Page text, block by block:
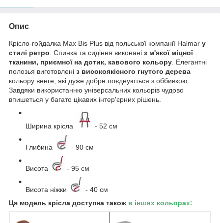
Опис
Крісло-гойдалка Max Bis Plus від польської компанії Halmar у
стилі ретро. Спинка та сидіння виконані з м'якої міцної
тканини, приємної на дотик, кавового кольору. Елегантні
полозья виготовлені з високоякісного гнутого дерева
кольору венге, які дуже добре поєднуються з оббивкою.
Завдяки використанню універсальних кольорів чудово
впишеться у багато цікавих інтер'єрних рішень.
Ширина крісла - 52 см
Глибина - 90 см
Висота - 95 см
Висота ніжки
- 40 см
Ця модель крісла доступна також в інших кольорах: